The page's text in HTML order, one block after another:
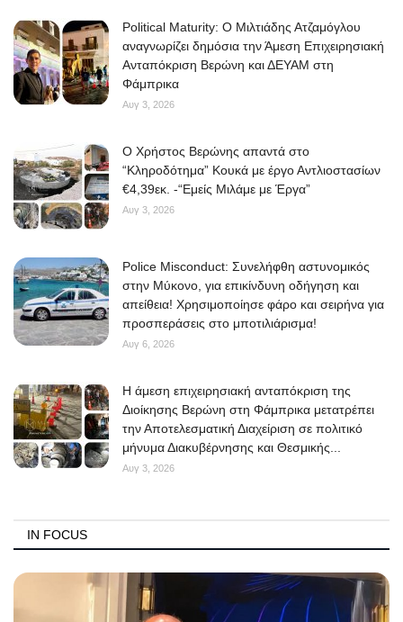
Political Maturity: Ο Μιλτιάδης Ατζαμόγλου
αναγνωρίζει δημόσια την Άμεση Επιχειρησιακή
Ανταπόκριση Βερώνη και ΔΕΥΑΜ στη
Φάμπρικα
Αυγ 3, 2026
O Χρήστος Βερώνης απαντά στο
“Κληροδότημα” Κουκά με έργο Αντλιοστασίων
€4,39εκ. -“Εμείς Μιλάμε με Έργα”
Αυγ 3, 2026
Police Misconduct: Συνελήφθη αστυνομικός
στην Μύκονο, για επικίνδυνη οδήγηση και
απείθεια! Χρησιμοποίησε φάρο και σειρήνα για
προσπεράσεις στο μποτιλιάρισμα!
Αυγ 6, 2026
Η άμεση επιχειρησιακή ανταπόκριση της
Διοίκησης Βερώνη στη Φάμπρικα μετατρέπει
την Αποτελεσματική Διαχείριση σε πολιτικό
μήνυμα Διακυβέρνησης και Θεσμικής...
Αυγ 3, 2026
IN FOCUS